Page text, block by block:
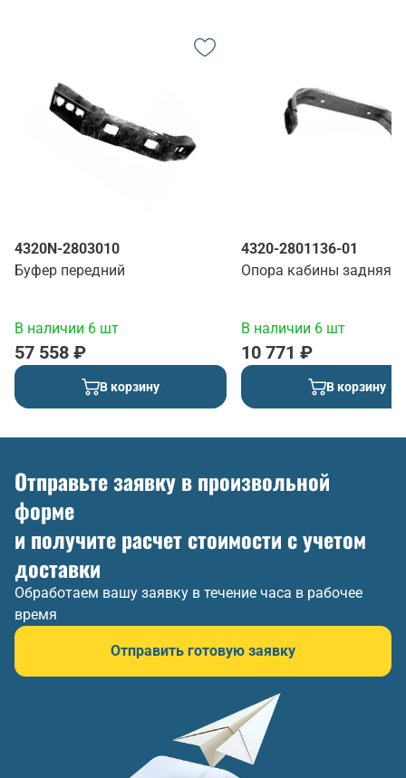
4320N-2803010
Буфер передний
В наличии 6 шт
57 558 ₽
В корзину
4320-2801136-01
Опора кабины задняя
В наличии 6 шт
10 771 ₽
В корзину
Отправьте заявку в произвольной
форме
и получите расчет стоимости с учетом
доставки
Обработаем вашу заявку в течение часа в рабочее
время
Отправить готовую заявку